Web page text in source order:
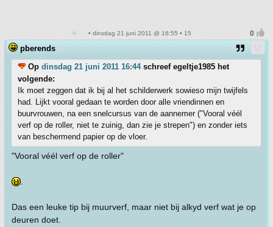
• dinsdag 21 juni 2011 @ 16:55 • 15
pberends
Op dinsdag 21 juni 2011 16:44schreef egeltje1985 het
volgende:
Ik moet zeggen dat ik bij al het schilderwerk sowieso mijn twijfels
had. Lijkt vooral gedaan te worden door alle vriendinnen en
buurvrouwen, na een snelcursus van de aannemer ("Vooral véél
verf op de roller, niet te zuinig, dan zie je strepen") en zonder iets
van beschermend papier op de vloer.
"Vooral véél verf op de roller"
Das een leuke tip bij muurverf, maar niet bij alkyd verf wat je op
deuren doet.